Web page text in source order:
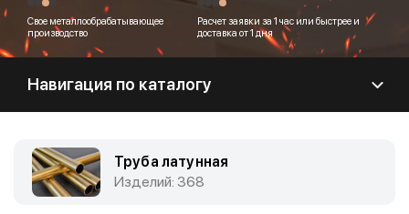
Свое металлообрабатывающее
производство
Расчет заявки за 1 час или быстрее и
доставка от 1 дня
Навигация по каталогу
Труба латунная
Изделий: 368